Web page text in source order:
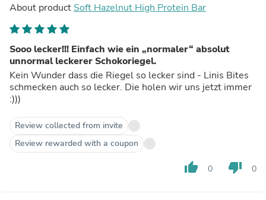
About product Soft Hazelnut High Protein Bar
Sooo lecker!!! Einfach wie ein „normaler“ absolut
unnormal leckerer Schokoriegel.
Kein Wunder dass die Riegel so lecker sind - Linis Bites
schmecken auch so lecker. Die holen wir uns jetzt immer
:)))
Review collected from invite
Review rewarded with a coupon
thumb_up 0 thumb_down 0